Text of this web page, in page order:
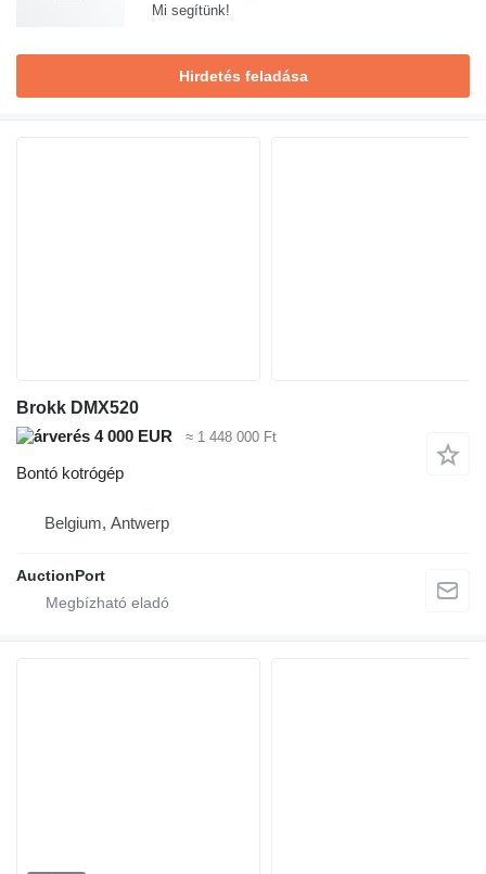
Mi segítünk!
Hirdetés feladása
Brokk DMX520
4 000 EUR
≈ 1 448 000 Ft
Bontó kotrógép
Belgium, Antwerp
AuctionPort